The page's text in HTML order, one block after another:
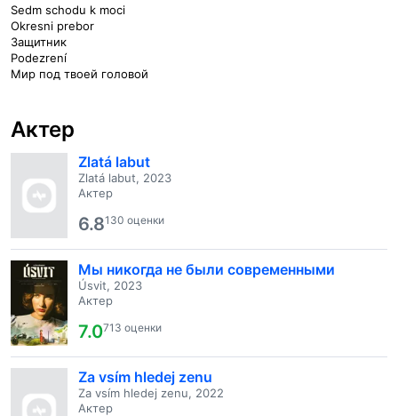
Sedm schodu k moci
Okresni prebor
Защитник
Podezrení
Мир под твоей головой
Актер
Zlatá labut
Zlatá labut, 2023
Актер
6.8130 оценки
Мы никогда не были современными
Úsvit, 2023
Актер
7.0713 оценки
Za vsím hledej zenu
Za vsím hledej zenu, 2022
Актер